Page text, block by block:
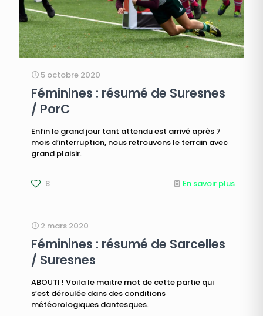
5 octobre 2020
Féminines : résumé de Suresnes
/ PorC
Enfin le grand jour tant attendu est arrivé après 7
mois d’interruption, nous retrouvons le terrain avec
grand plaisir.
8 En savoir plus
2 mars 2020
Féminines : résumé de Sarcelles
/ Suresnes
ABOUTI ! Voila le maitre mot de cette partie qui
s’est déroulée dans des conditions
météorologiques dantesques.